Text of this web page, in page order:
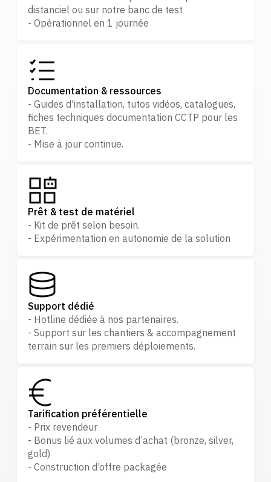
distanciel ou sur notre banc de test
- Opérationnel en 1 journée
Documentation & ressources
- Guides d'installation, tutos vidéos, catalogues,
fiches techniques documentation CCTP pour les
BET.
- Mise à jour continue.
Prêt & test de matériel
- Kit de prêt selon besoin.
- Expérimentation en autonomie de la solution
Support dédié
- Hotline dédiée à nos partenaires.
- Support sur les chantiers & accompagnement
terrain sur les premiers déploiements.
Tarification préférentielle
- Prix revendeur
- Bonus lié aux volumes d’achat (bronze, silver,
gold)
- Construction d’offre packagée